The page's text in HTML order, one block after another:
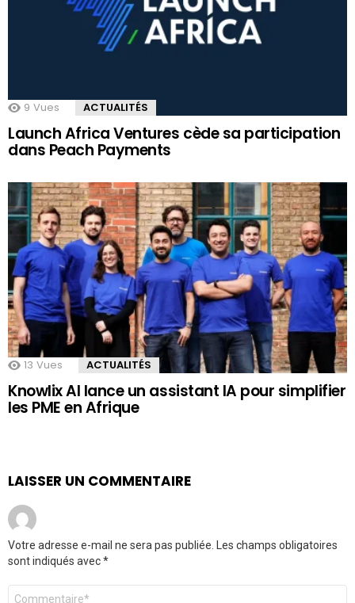
9 Vues ACTUALITÉS
Launch Africa Ventures cède sa participation
dans Peach Payments
13 Vues ACTUALITÉS
Knowlix AI lance un assistant IA pour simplifier
les PME en Afrique
LAISSER UN COMMENTAIRE
Votre adresse e-mail ne sera pas publiée.
Les champs obligatoires
sont indiqués avec*
Commentaire